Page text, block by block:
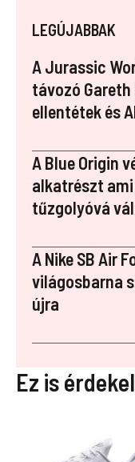
ce
b
o
o
k
er
es
t
LEGÚJABBAK
A Jurassic
távozó
ellentétek és
A Blue Origin
alkatrészt
tűzgolyóvá
A Nike SB Air
világosbarna
újra
Ez is